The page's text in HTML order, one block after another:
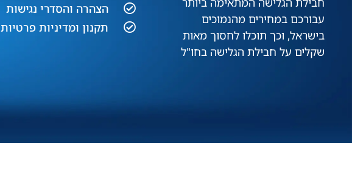
עבורכם במחירים מהנמוכים
בישראל, וכך תוכלו לחסוך מאות
שקלים על חבילת הגלישה בחו"ל
הצהרה והסדרי נגישות
תקנון ומדיניות פרטיות